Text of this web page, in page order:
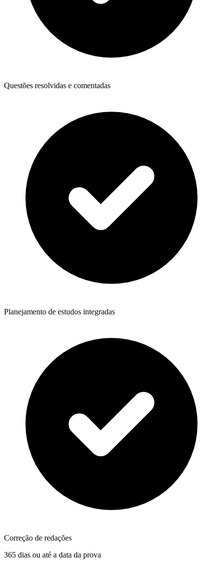
Questões resolvidas e comentadas
Planejamento de estudos integradas
Correção de redações
365 dias ou até a data da prova